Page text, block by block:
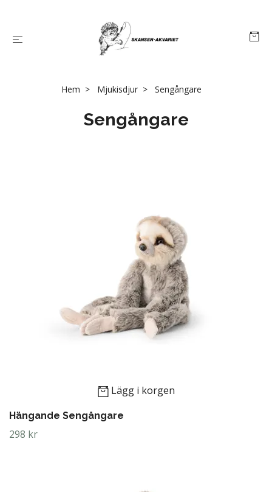
Hem Mjukisdjur Sengångare
Sengångare
Lägg i korgen
Hängande Sengångare
298 kr